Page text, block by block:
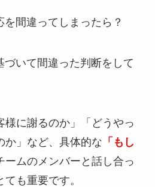
間違ってしまったら？
いて間違った判断をして
様に謝るのか」「どうやっ
か」など、具体的な 「もし
ームのメンバーと話し合っ
も重要です。